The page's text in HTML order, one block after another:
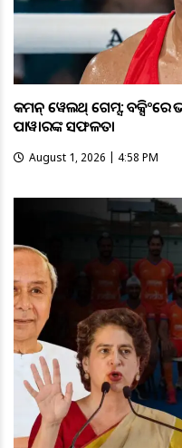
କମନ୍ ୱେଲଥ୍ ଗେମ୍ସ: ବକ୍ସିଂରେ
ପାୱାରଙ୍କ ସଫଳତା
August 1, 2026 | 4:58 PM